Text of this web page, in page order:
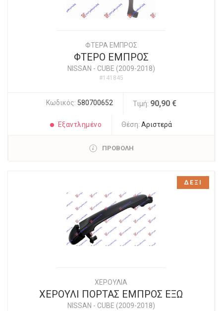
ΦΤΕΡΑ ΕΜΠΡΟΣ
ΦΤΕΡΟ ΕΜΠΡΟΣ
NISSAN - CUBE (2009-2018)
#141845
Κωδικός: 580700652 Τιμή: 90,90 €
Εξαντλημένο Θέση:Αριστερά
ΠΡΟΒΟΛΗ
ΧΕΡΟΥΛΙΑ
ΧΕΡΟΥΛΙ ΠΟΡΤΑΣ ΕΜΠΡΟΣ ΕΞΩ
NISSAN - CUBE (2009-2018)
ΔΕΞΙ